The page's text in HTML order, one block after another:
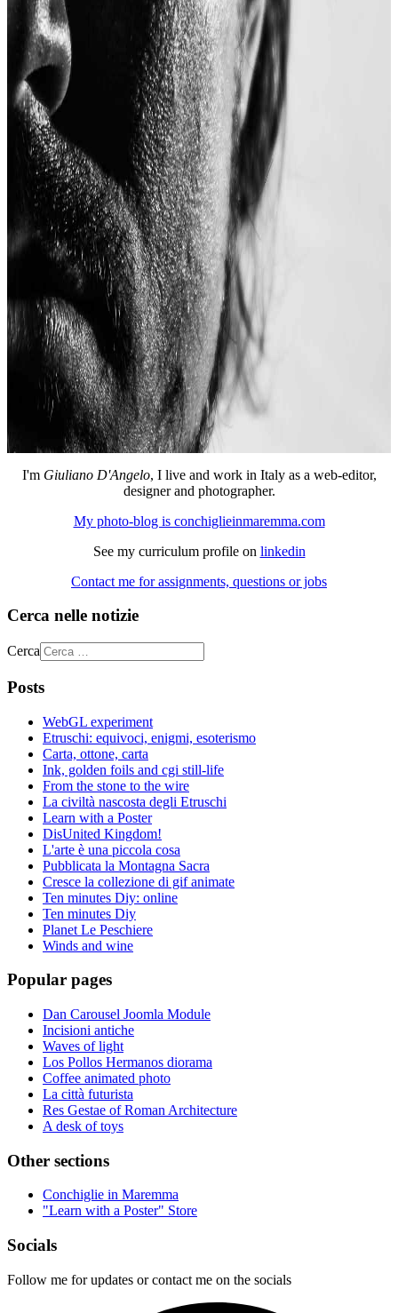
I'm Giuliano D'Angelo, I live and work in Italy as a web-editor,
designer and photographer.
My photo-blog is conchiglieinmaremma.com
See my curriculum profile on linkedin
Contact me for assignments, questions or jobs
Cerca nelle notizie
Cerca
Posts
WebGL experiment
Etruschi: equivoci, enigmi, esoterismo
Carta, ottone, carta
Ink, golden foils and cgi still-life
From the stone to the wire
La civiltà nascosta degli Etruschi
Learn with a Poster
DisUnited Kingdom!
L'arte è una piccola cosa
Pubblicata la Montagna Sacra
Cresce la collezione di gif animate
Ten minutes Diy: online
Ten minutes Diy
Planet Le Peschiere
Winds and wine
Popular pages
Dan Carousel Joomla Module
Incisioni antiche
Waves of light
Los Pollos Hermanos diorama
Coffee animated photo
La città futurista
Res Gestae of Roman Architecture
A desk of toys
Other sections
Conchiglie in Maremma
"Learn with a Poster" Store
Socials
Follow me for updates or contact me on the socials